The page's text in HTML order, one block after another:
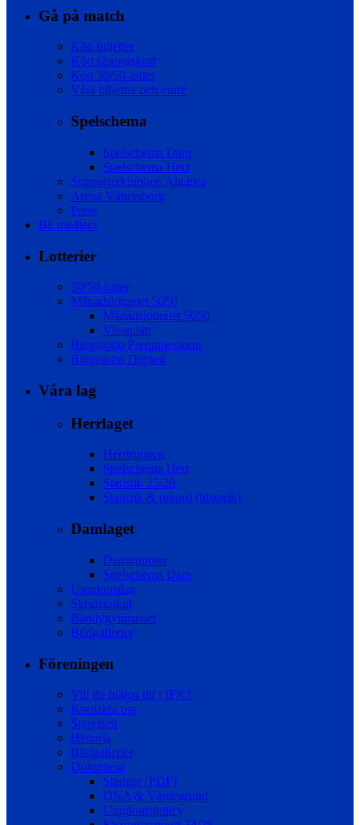
Gå på match
Köp biljetter
Köp säsongskort
Köp 50/50-lotter
Våra biljetter och entré
Spelschema
Spelschema Dam
Spelschema Herr
Supporterklubben Älgarna
Arena Vänersborg
Press
Bli medlem
Lotterier
50/50-lotter
Månadslotteriet 5050
Månadslotteriet 5050
Vinstplan
Bingolotto Prenumeration
Bingolotto Digitalt
Våra lag
Herrlaget
Herrtruppen
Spelschema Herr
Statistik 25/26
Statistik & rekord (historik)
Damlaget
Damtruppen
Spelschema Dam
Ungdomslag
Skridskokul
Bandygymnasiet
Bildgallerier
Föreningen
Vill du hjälpa till i IFK?
Kontakta oss
Styrelsen
Historia
Bildgallerier
Dokument
Stadgar (PDF)
DNA & Värdegrund
Ungdomspolicy